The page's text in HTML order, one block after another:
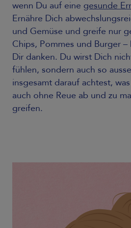
wenn Du auf eine gesunde
Ernähre Dich
und Gemüse und greife nur
Chips, Pommes und Burger
Dir danken. Du wirst Dich
fühlen, sondern auch so
insgesamt darauf achtest,
auch ohne Reue ab und zu
greifen.